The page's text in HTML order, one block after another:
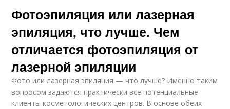
Фотоэпиляция или лазерная
эпиляция, что лучше. Чем
отличается фотоэпиляция от
лазерной эпиляции
Фото или лазерная эпиляция — что лучше? Именно таким
вопросом задаются практически все потенциальные
клиенты косметологических центров. В основе обеих